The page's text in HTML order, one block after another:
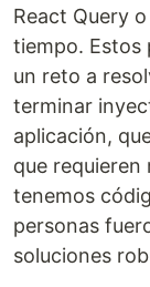
React Query
tiempo. Estos
un reto a
terminar
aplicación,
que
tenemos
personas
soluciones